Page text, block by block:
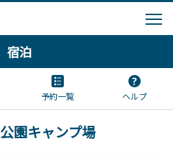
宿泊
予約一覧 ヘルプ
園キャンプ場